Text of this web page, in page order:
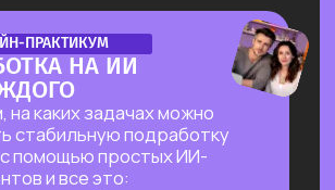
ИЗ
СЕГОДНЯ?
эфире, на что
— ИИ-агент с 171
который
на запросы,
в фоновом режиме
едешь на работу
подробнее